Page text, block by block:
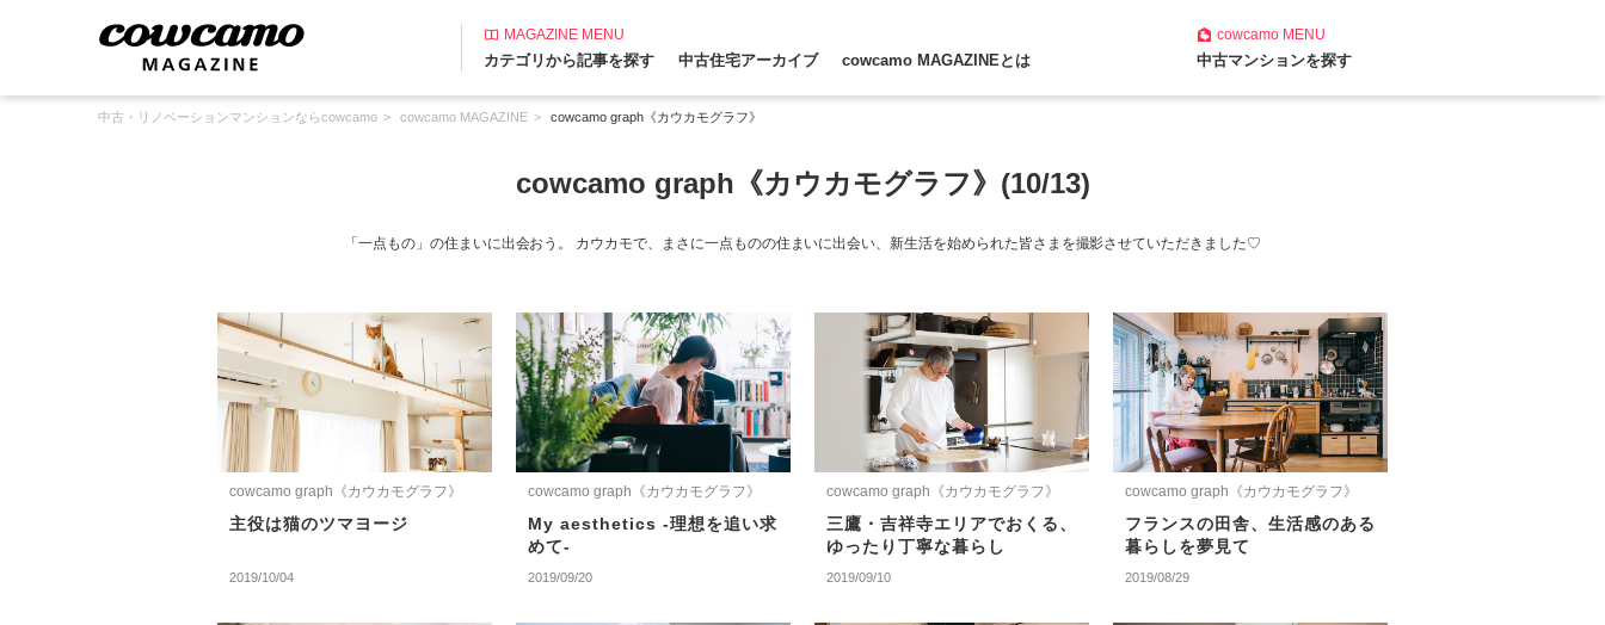
MAGAZINE MENU
カテゴリから記事を探す 中古住宅アーカイブ cowcamo MAGAZINEとは
cowcamoMENU
中古マンションを探す
中古・リノベーションマンションならcowcamo cowcamo MAGAZINE cowcamo graph《カウカモグラフ》
cowcamo graph《カウカモグラフ》(10/13)
「一点もの」の住まいに出会おう。 カウカモで、まさに一点ものの住まいに出会い、新生活を始められた皆さまを撮影させていただきました♡
cowcamo graph《カウカモグラフ》
主役は猫のツマヨージ
2019/10/04
cowcamo graph《カウカモグラフ》
My aesthetics -理想を追い求
めて-
2019/09/20
cowcamo graph《カウカモグラフ》
三鷹・吉祥寺エリアでおくる、
ゆったり丁寧な暮らし
2019/09/10
cowcamo graph《カウカモグラフ》
フランスの田舎、生活感のある
暮らしを夢見て
2019/08/29